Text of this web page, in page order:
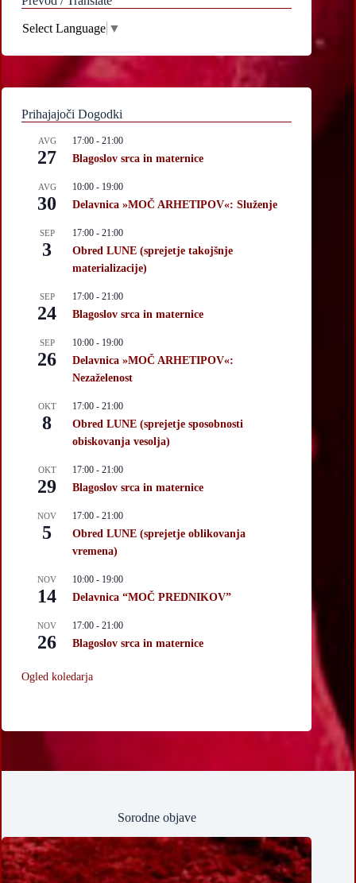
Select Language ▼
Prihajajoči Dogodki
AVG
27
17:00 - 21:00
Blagoslov srca in maternice
AVG
30
10:00 - 19:00
Delavnica »MOČ ARHETIPOV«: Služenje
SEP
3
17:00 - 21:00
Obred LUNE (sprejetje takojšnje
materializacije)
SEP
24
17:00 - 21:00
Blagoslov srca in maternice
SEP
26
10:00 - 19:00
Delavnica »MOČ ARHETIPOV«:
Nezaželenost
OKT
8
17:00 - 21:00
Obred LUNE (sprejetje sposobnosti
obiskovanja vesolja)
OKT
29
17:00 - 21:00
Blagoslov srca in maternice
NOV
5
17:00 - 21:00
Obred LUNE (sprejetje oblikovanja
vremena)
NOV
14
10:00 - 19:00
Delavnica “MOČ PREDNIKOV”
NOV
26
17:00 - 21:00
Blagoslov srca in maternice
Ogled koledarja
Sorodne objave